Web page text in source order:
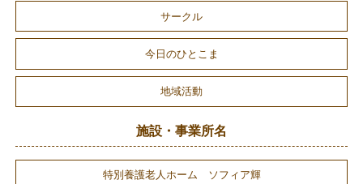
サークル
今日のひとこま
地域活動
施設・事業所名
特別養護老人ホーム ソフィア輝